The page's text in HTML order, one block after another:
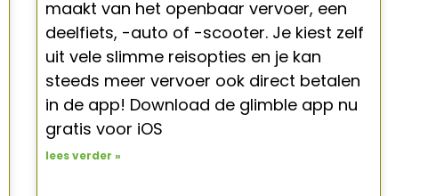
maakt van het openbaar vervoer, een
deelfiets, -auto of -scooter. Je kiest zelf
uit vele slimme reisopties en je kan
steeds meer vervoer ook direct betalen
in de app! Download de glimble app nu
gratis voor iOS
lees verder »